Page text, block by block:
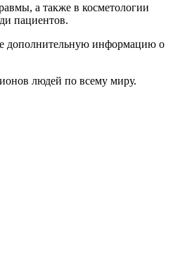
а также в косметологии
пациентов.
дополнительную информацию о
людей по всему миру.